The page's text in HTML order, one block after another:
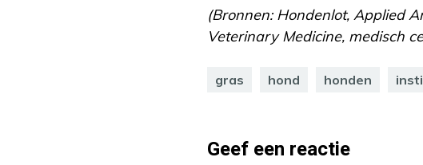
(Bronnen: Hondenlot, Applied
Veterinary Medicine, medisch
gras hond honden
Geef een reactie